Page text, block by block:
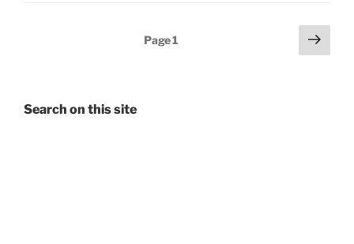
Page1
Next
page
Search on this site